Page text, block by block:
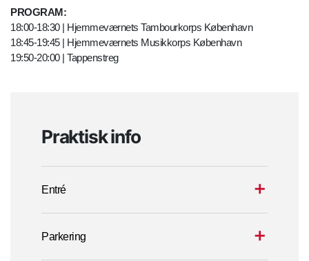
PROGRAM:
18:00-18:30 | Hjemmeværnets Tambourkorps København
18:45-19:45 | Hjemmeværnets Musikkorps København
19:50-20:00 | Tappenstreg
Praktisk info
Entré
Parkering